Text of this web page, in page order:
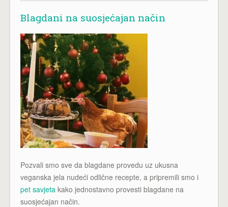
Blagdani na suosjećajan način
Pozvali smo sve da blagdane provedu uz ukusna
veganska jela nudeći odlične recepte, a pripremili smo i
pet savjeta kako jednostavno provesti blagdane na
suosjećajan način.